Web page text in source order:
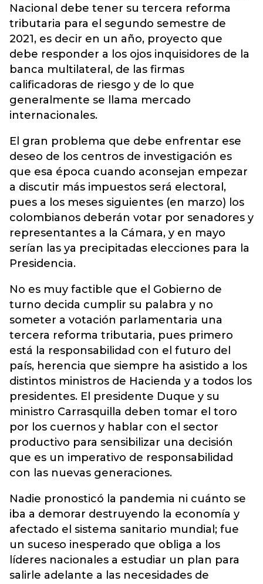
Nacional debe tener su tercera reforma
tributaria para el segundo semestre de
2021, es decir en un año, proyecto que
debe responder a los ojos inquisidores de la
banca multilateral, de las firmas
calificadoras de riesgo y de lo que
generalmente se llama mercado
internacionales.
El gran problema que debe enfrentar ese
deseo de los centros de investigación es
que esa época cuando aconsejan empezar
a discutir más impuestos será electoral,
pues a los meses siguientes (en marzo) los
colombianos deberán votar por senadores y
representantes a la Cámara, y en mayo
serían las ya precipitadas elecciones para la
Presidencia.
No es muy factible que el Gobierno de
turno decida cumplir su palabra y no
someter a votación parlamentaria una
tercera reforma tributaria, pues primero
está la responsabilidad con el futuro del
país, herencia que siempre ha asistido a los
distintos ministros de Hacienda y a todos los
presidentes. El presidente Duque y su
ministro Carrasquilla deben tomar el toro
por los cuernos y hablar con el sector
productivo para sensibilizar una decisión
que es un imperativo de responsabilidad
con las nuevas generaciones.
Nadie pronosticó la pandemia ni cuánto se
iba a demorar destruyendo la economía y
afectado el sistema sanitario mundial; fue
un suceso inesperado que obliga a los
líderes nacionales a estudiar un plan para
salirle adelante a las necesidades de